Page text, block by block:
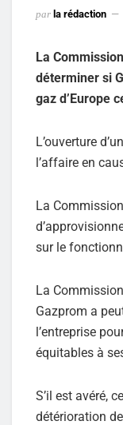
par la rédaction
La
déterminer si
gaz d’Europe
L’ouverture
l’affaire en
La
sur le
La
Gazprom a
l’entreprise
équitables à
S’il est avéré,
détérioration